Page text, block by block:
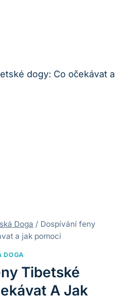
Doga / Dospívání feny
a jak pomoci
DOGA
Tibetské
A Jak